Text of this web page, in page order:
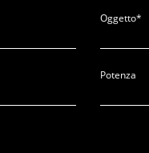
Oggetto*
Potenza